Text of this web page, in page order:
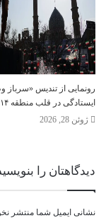
رونمایی از تندیس «سرباز
ایستادگی در قلب منطقه ۱۴ تهران
ژوئن 28, 2026
دیدگاهتان را
نشانی ایمیل شما منتشر